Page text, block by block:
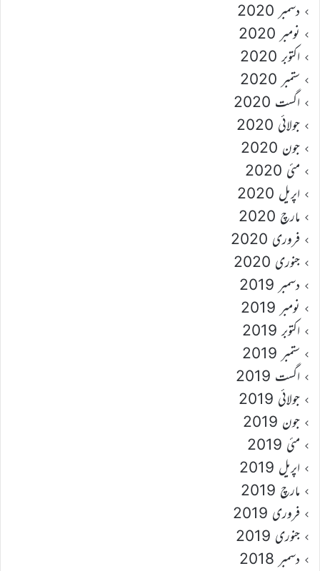
دسمبر 2020
نومبر 2020
اکتوبر 2020
ستمبر 2020
اگست 2020
جولائی 2020
جون 2020
مئی 2020
اپریل 2020
مارچ 2020
فروری 2020
جنوری 2020
دسمبر 2019
نومبر 2019
اکتوبر 2019
ستمبر 2019
اگست 2019
جولائی 2019
جون 2019
مئی 2019
اپریل 2019
مارچ 2019
فروری 2019
جنوری 2019
دسمبر 2018